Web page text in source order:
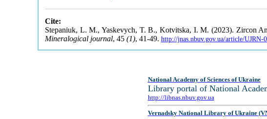
Cite:
Stepaniuk, L. M., Yaskevych, T. B., Kotvitska, I. M. (2023). Zircon
Mineralogical journal, 45 (1), 41-49. http://jnas.nbuv.gov.ua/article/UJRN-
National Academy of Sciences of Ukraine
Library portal of National
http://libnas.nbuv.gov.ua
Vernadsky National Library of Ukraine